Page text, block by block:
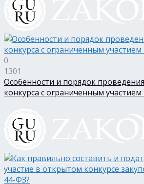
0
1301
Особенности и порядок
конкурса с ограниченным